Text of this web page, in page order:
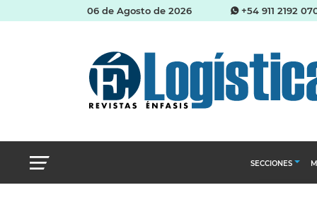
06 de Agosto de 2026 +54 911 2192
SECCIONES